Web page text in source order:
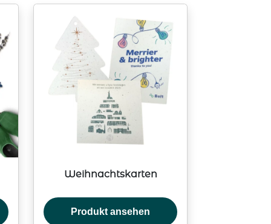
Weihnachtskarten
Produkt ansehen